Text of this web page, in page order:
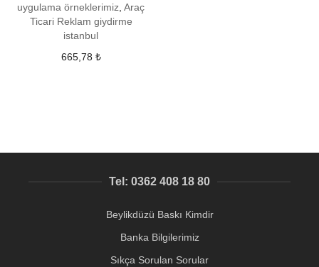
uygulama örneklerimiz ,Araç
Ticari Reklam giydirme
istanbul
665,78 ₺
Tel: 0362 408 18 80
Beylikdüzü Baskı Kimdir
Banka Bilgilerimiz
Sıkça Sorulan Sorular